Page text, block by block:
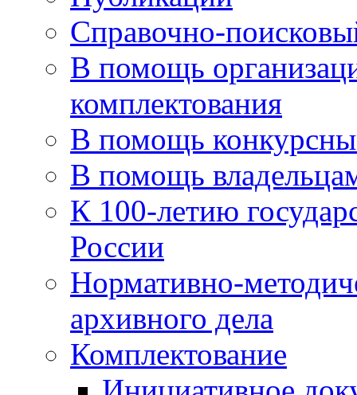
Справочно-
В помощь
комплектования
В помощь
В помощь
К 100-летию
России
Нормативно-
архивного дела
Комплектование